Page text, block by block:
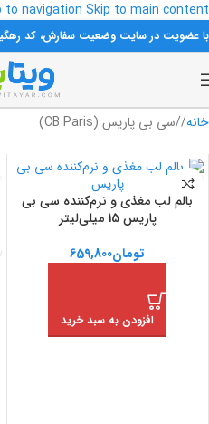
to navigation Skip to main content
با عضویت در سایت وضعیت سفارش، کد
خانه/ سی بی پاریس (CB Paris)
بالم لب مغذی و نرم‌کننده سی بی
پاریس 15 میلی‌لیتر
تومان659,800
افزودن به سبد خرید